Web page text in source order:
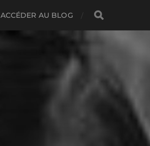
ACCÉDER AU BLOG